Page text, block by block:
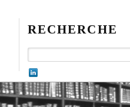
RECHERCHE